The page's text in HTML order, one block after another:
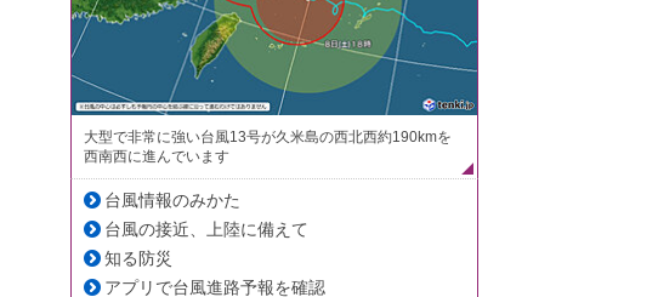
大型で非常に強い台風13号が久米島の西北西約190kmを
西南西に進んでいます
台風情報のみかた
台風の接近、上陸に備えて
知る防災
アプリで台風進路予報を確認